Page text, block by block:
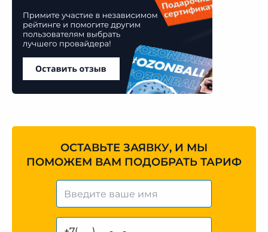
ОСТАВЬТЕ ЗАЯВКУ, И МЫ
ПОМОЖЕМ ВАМ ПОДОБРАТЬ ТАРИФ